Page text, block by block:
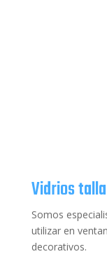
Vidrios
Somos
utilizar en
decorativos.